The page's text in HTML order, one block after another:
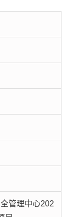
管理中心202